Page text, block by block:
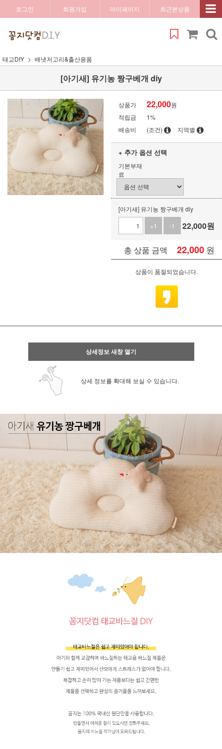
로그인 회원가입 마이페이지 최근본상품
태교DIY 배냇저고리&출산용품
[아기새] 유기농 짱구베개 diy
상품가 22,000원
적립금
1%
배송비
(조건) 지역별
+ 추가 옵션 선택
기본부재
료
[아기새] 유기농 짱구베개 diy
+1
-1 22,000원
총 상품 금액 22,000 원
상품이 품절되었습니다.
상세정보 새창 열기
상세 정보를 확대해 보실 수 있습니다.